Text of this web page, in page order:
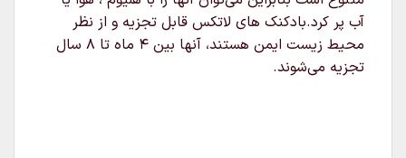
آب پر کرد.بادکنک های لاتکس قابل تجزیه و از نظر
محیط زیست ایمن هستند، آنها بین ۴ ماه تا ۸ سال
تجزیه می‌شوند.